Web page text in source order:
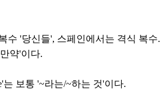
수 '당신들', 스페인에서는 격식 복수.
약'이다.
는 보통 '~라는/~하는 것'이다.